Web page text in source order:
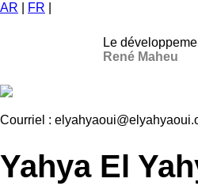
AR
FR
Le
René Maheu
Courriel :
Yahya El